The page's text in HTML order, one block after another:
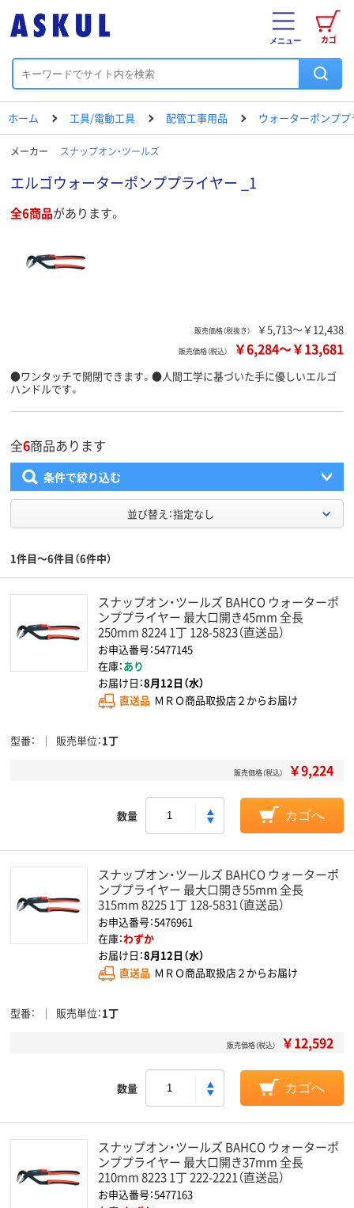
カゴ
メニュー
ホーム 工具/電動工具 配管工事用品 ウォーターポンプ
メーカー スナップオン・ツールズ
エルゴウォーターポンププライヤー _1
全6商品があります。
販売価格（税抜き） ￥5,713～￥12,438
販売価格（税込） ￥6,284～￥13,681
●ワンタッチで開閉できます。●人間工学に基づいた手に優しいエルゴ
ハンドルです。
全6商品あります
条件で絞り込む
並び替え：指定なし
1件目～6件目（6件中）
スナップオン・ツールズ BAHCO ウォーターポ
ンププライヤー 最大口開き45mm 全長
250mm 8224 1丁 128-5823（直送品）
お申込番号：5477145
在庫：あり
お届け日：8月12日（水）
直送品 ＭＲＯ商品取扱店２からお届け
型番 販売単位 1丁
販売価格（税込） ￥9,224
数量 カゴへ
スナップオン・ツールズ BAHCO ウォーターポ
ンププライヤー 最大口開き55mm 全長
315mm 8225 1丁 128-5831（直送品）
お申込番号：5476961
在庫：わずか
お届け日：8月12日（水）
直送品 ＭＲＯ商品取扱店２からお届け
型番 販売単位 1丁
販売価格（税込） ￥12,592
数量 カゴへ
スナップオン・ツールズ BAHCO ウォーターポ
ンププライヤー 最大口開き37mm 全長
210mm 8223 1丁 222-2221（直送品）
お申込番号：5477163